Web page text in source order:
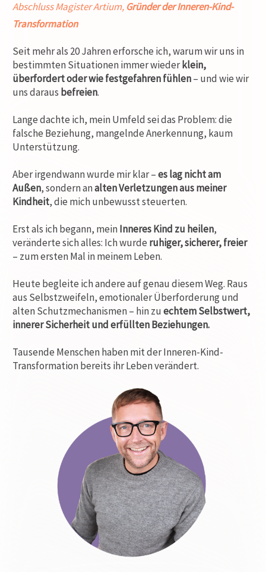
Abschluss Magister Artium, Gründer der Inneren-Kind-
Transformation
Seit mehr als 20 Jahren erforsche ich, warum wir uns in
bestimmten Situationen immer wiederklein,
überfordert oder wie festgefahren fühlen– und wie wir
uns daraus befreien.
Lange dachte ich, mein Umfeld sei das Problem: die
falsche Beziehung, mangelnde Anerkennung, kaum
Unterstützung.
Aber irgendwann wurde mir klar –es lag nicht am
Außen, sondern analten Verletzungen aus meiner
Kindheit, die mich unbewusst steuerten.
Erst als ich begann, meinInneres Kind zu heilen,
veränderte sich alles: Ich wurde ruhiger, sicherer, freier
– zum ersten Mal in meinem Leben.
Heute begleite ich andere auf genau diesem Weg. Raus
aus Selbstzweifeln, emotionaler Überforderung und
alten Schutzmechanismen – hin zuechtem Selbstwert,
innerer Sicherheit und erfüllten Beziehungen.
Tausende Menschen haben mit der Inneren-Kind-
Transformation bereits ihr Leben verändert.